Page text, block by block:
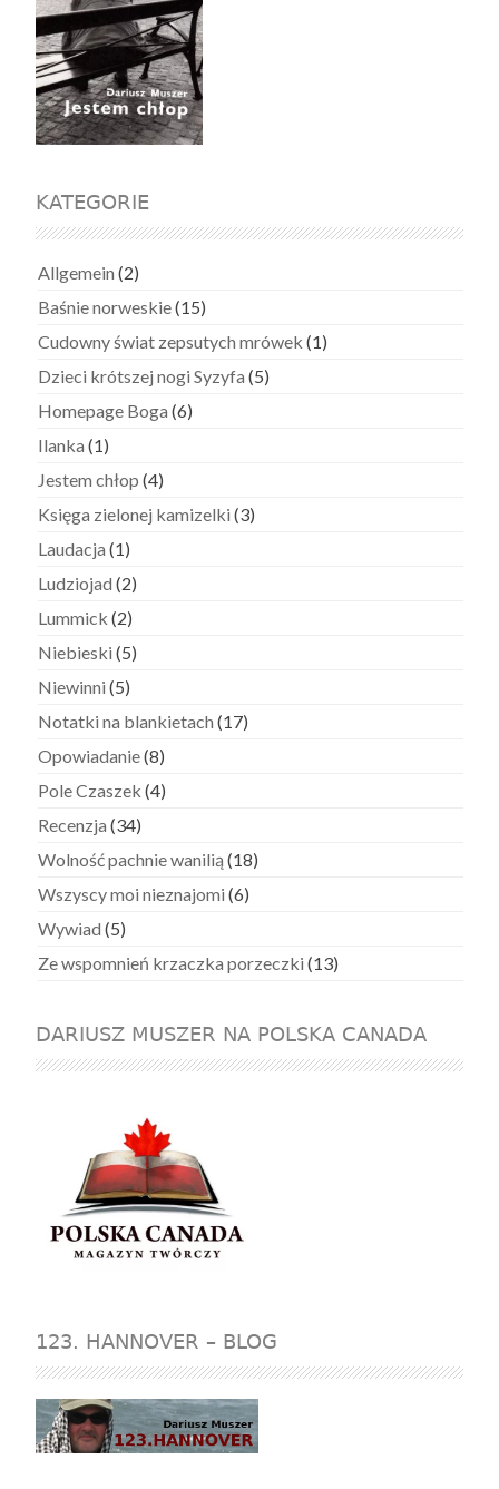
KATEGORIE
Allgemein (2)
Baśnie norweskie(15)
Cudowny świat zepsutych mrówek (1)
Dzieci krótszej nogi Syzyfa (5)
Homepage Boga (6)
Ilanka (1)
Jestem chłop (4)
Księga zielonej kamizelki (3)
Laudacja (1)
Ludziojad (2)
Lummick (2)
Niebieski (5)
Niewinni (5)
Notatki na blankietach (17)
Opowiadanie(8)
Pole Czaszek (4)
Recenzja (34)
Wolność pachnie wanilią (18)
Wszyscy moi nieznajomi (6)
Wywiad (5)
Ze wspomnień krzaczka porzeczki (13)
DARIUSZ MUSZER NA POLSKA CANADA
123. HANNOVER – BLOG